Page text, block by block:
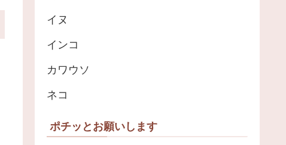
イヌ
インコ
カワウソ
ネコ
ポチッとお願いします